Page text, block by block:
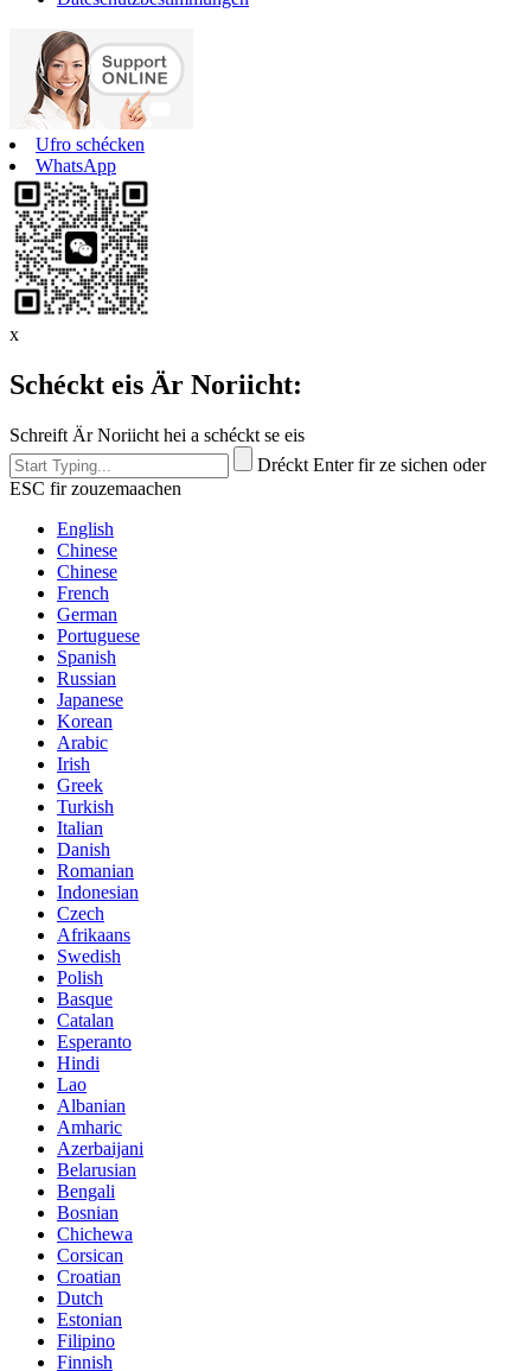
Ufro schécken
WhatsApp
x
Schéckt eis Är Noriicht:
Schreift Är Noriicht hei a schéckt se eis
Dréckt Enter fir ze sichen oder
ESC fir zouzemaachen
English
Chinese
Chinese
French
German
Portuguese
Spanish
Russian
Japanese
Korean
Arabic
Irish
Greek
Turkish
Italian
Danish
Romanian
Indonesian
Czech
Afrikaans
Swedish
Polish
Basque
Catalan
Esperanto
Hindi
Lao
Albanian
Amharic
Azerbaijani
Belarusian
Bengali
Bosnian
Chichewa
Corsican
Croatian
Dutch
Estonian
Filipino
Finnish